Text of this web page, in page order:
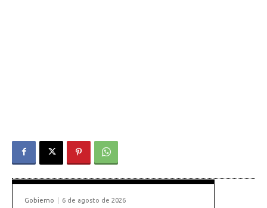
Gobierno 6 de agosto de 2026